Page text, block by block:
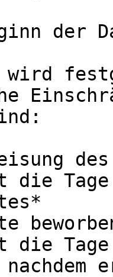
der
wird
nachdem